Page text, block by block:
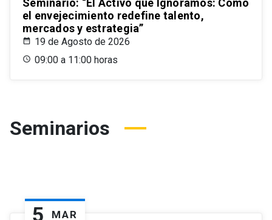
Seminario: “El Activo que Ignoramos: Cómo
el envejecimiento redefine talento,
mercados y estrategia”
19 de Agosto de 2026
09:00 a 11:00 horas
Seminarios
5 MAR